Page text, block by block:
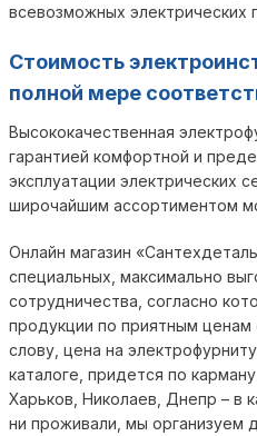
всевозможных электрических
Стоимость
полной мере
Высококачественная
гарантией комфортной и
эксплуатации электрических
широчайшим ассортиментом
Онлайн магазин
специальных, максимально
сотрудничества, согласно
продукции по приятным
слову, цена на
каталоге, придется по
Харьков, Николаев, Днепр – в
ни проживали, мы организуем